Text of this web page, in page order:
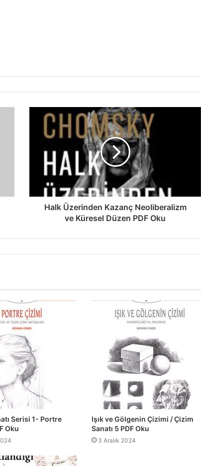
Halk Üzerinden Kazanç Neoliberalizm
ve Küresel Düzen PDF Oku
Serisi 1- Portre
Oku
Işık ve Gölgenin Çizimi / Çizim
Sanatı 5 PDF Oku
3 Aralık 2024